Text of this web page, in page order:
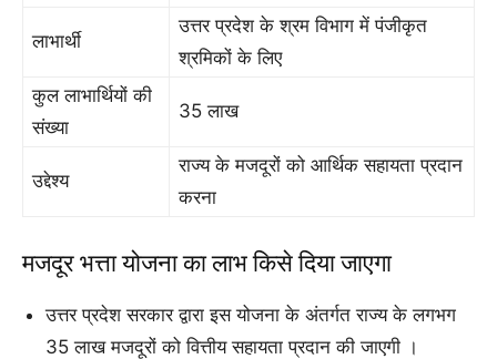
लाभार्थी
उत्तर प्रदेश के श्रम विभाग में पंजीकृत
श्रमिकों के लिए
कुल लाभार्थियों की
संख्या
35 लाख
उद्देश्य
राज्य के मजदूरों को आर्थिक सहायता प्रदान
करना
मजदूर भत्ता योजना का लाभ किसे दिया जाएगा
उत्तर प्रदेश सरकार द्वारा इस योजना के अंतर्गत राज्य के लगभग
35 लाख मजदूरों को वित्तीय सहायता प्रदान की जाएगी ।